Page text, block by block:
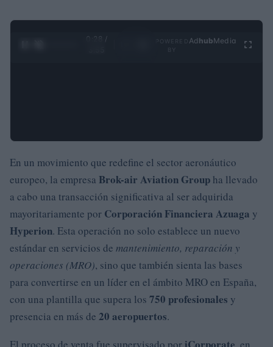
0:29 /
Ad hubMedia
En un movimiento que redefine el sector aeronáutico
europeo, la empresa Brok-air Aviation Group ha llevado
a cabo una transacción significativa al ser adquirida
mayoritariamente por Corporación Financiera Azuaga y
Hyperion. Esta operación no solo establece un nuevo
estándar en servicios de mantenimiento, reparación y
operaciones (MRO), sino que también sienta las bases
para convertirse en un líder en el ámbito MRO en España,
con una plantilla que supera los 750 profesionales y
presencia en más de 20 aeropuertos.
El proceso de venta fue supervisado por
, en